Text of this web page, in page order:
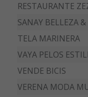
RESTAURANTE
SANAY BELLEZA
TELA MARINERA
VAYA PELOS
VENDE BICIS
VERENA MODA